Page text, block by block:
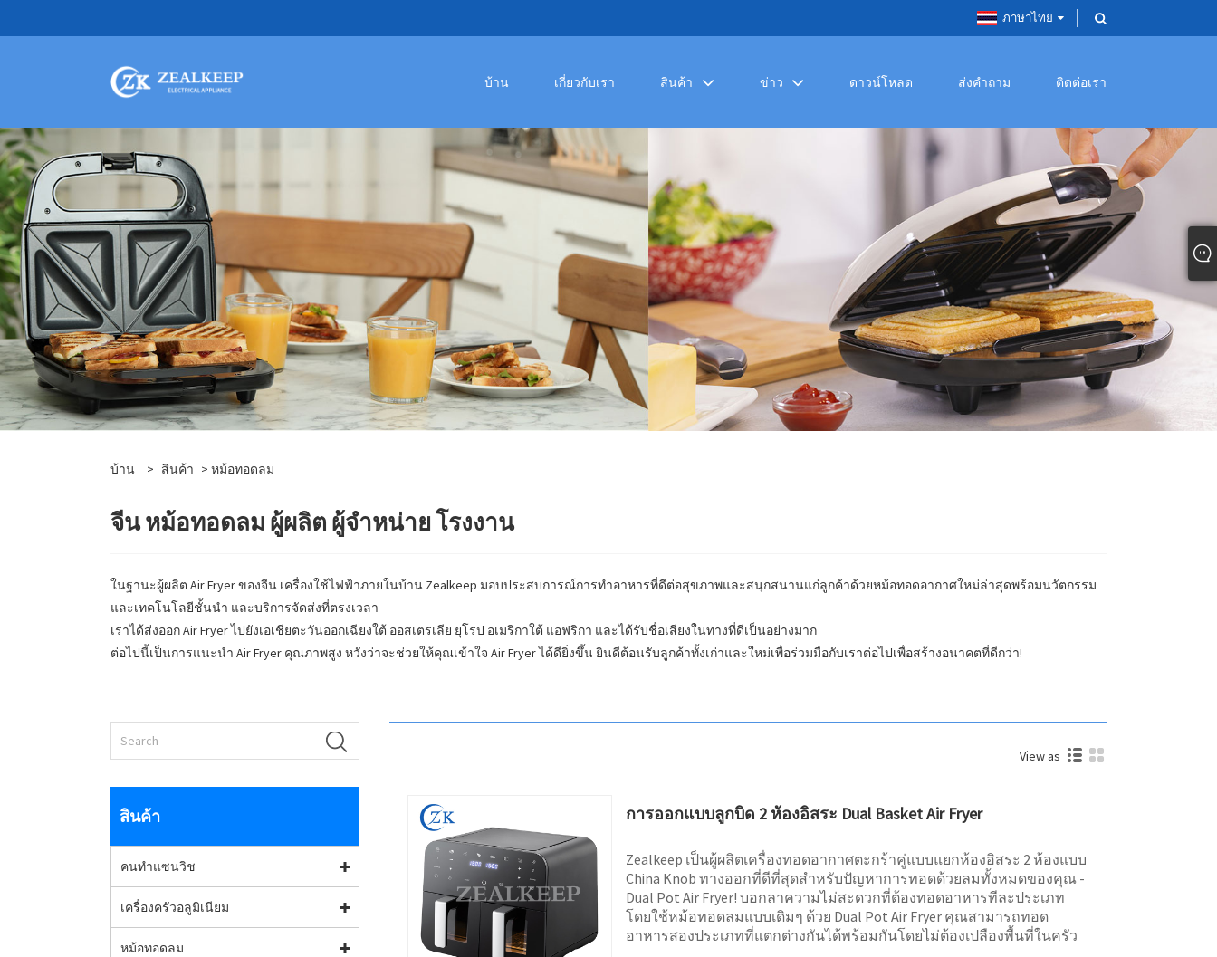
ภาษาไทย
บ้าน เกี่ยวกับเรา สินค้า ข่าว ดาวน์โหลด ส่งคำถาม ติดต่อเรา
บ้าน > สินค้า > หม้อทอดลม
จีน หม้อทอดลม ผู้ผลิต ผู้จำหน่าย โรงงาน
ในฐานะผู้ผลิต Air Fryer ของจีน เครื่องใช้ไฟฟ้าภายในบ้าน Zealkeep มอบประสบการณ์การทำอาหารที่ดีต่อสุขภาพและสนุกสนานแก่ลูกค้าด้วยหม้อทอดอากาศใหม่ล่าสุดพร้อมนวัตกรรม
และเทคโนโลยีชั้นนำ และบริการจัดส่งที่ตรงเวลา
เราได้ส่งออก Air Fryer ไปยังเอเชียตะวันออกเฉียงใต้ ออสเตรเลีย ยุโรป อเมริกาใต้ แอฟริกา และได้รับชื่อเสียงในทางที่ดีเป็นอย่างมาก
ต่อไปนี้เป็นการแนะนำ Air Fryer คุณภาพสูง หวังว่าจะช่วยให้คุณเข้าใจ Air Fryer ได้ดียิ่งขึ้น ยินดีต้อนรับลูกค้าทั้งเก่าและใหม่เพื่อร่วมมือกับเราต่อไปเพื่อสร้างอนาคตที่ดีกว่า!
สินค้า
คนทำแซนวิช
เครื่องครัวอลูมิเนียม
หม้อทอดลม
View as
การออกแบบลูกบิด 2 ห้องอิสระ Dual Basket Air Fryer
Zealkeep เป็นผู้ผลิตเครื่องทอดอากาศตะกร้าคู่แบบแยกห้องอิสระ 2 ห้องแบบ
China Knob ทางออกที่ดีที่สุดสำหรับปัญหาการทอดด้วยลมทั้งหมดของคุณ -
Dual Pot Air Fryer! บอกลาความไม่สะดวกที่ต้องทอดอาหารทีละประเภท
โดยใช้หม้อทอดลมแบบเดิมๆ ด้วย Dual Pot Air Fryer คุณสามารถทอด
อาหารสองประเภทที่แตกต่างกันได้พร้อมกันโดยไม่ต้องเปลืองพื้นที่ในครัว